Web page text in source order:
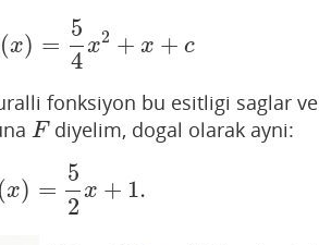
(x) =
5
4
x2 + x + c
fc (x)= 54x2 +x+c
fonksiyon bu esitligi saglar
F
F diyelim, dogal olarak ayni:
x) =
5
2
x + 1.
F(x )=5 2x+1.